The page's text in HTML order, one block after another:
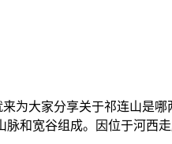
为大家分享关于祁连山
和宽谷组成。因位于河